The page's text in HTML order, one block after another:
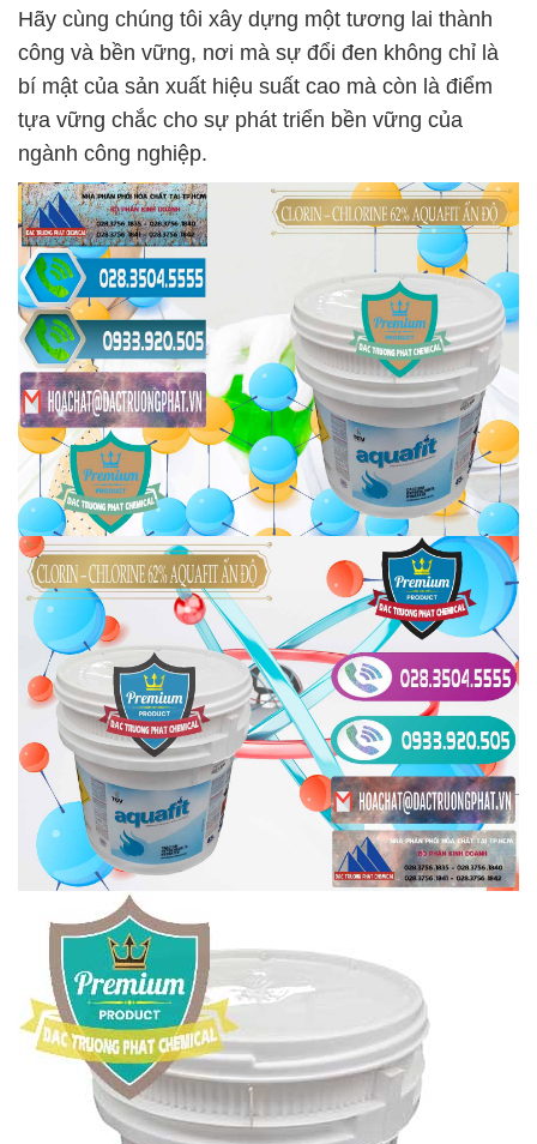
Hãy cùng chúng tôi xây dựng một tương lai thành
công và bền vững, nơi mà sự đổi đen không chỉ là
bí mật của sản xuất hiệu suất cao mà còn là điểm
tựa vững chắc cho sự phát triển bền vững của
ngành công nghiệp.